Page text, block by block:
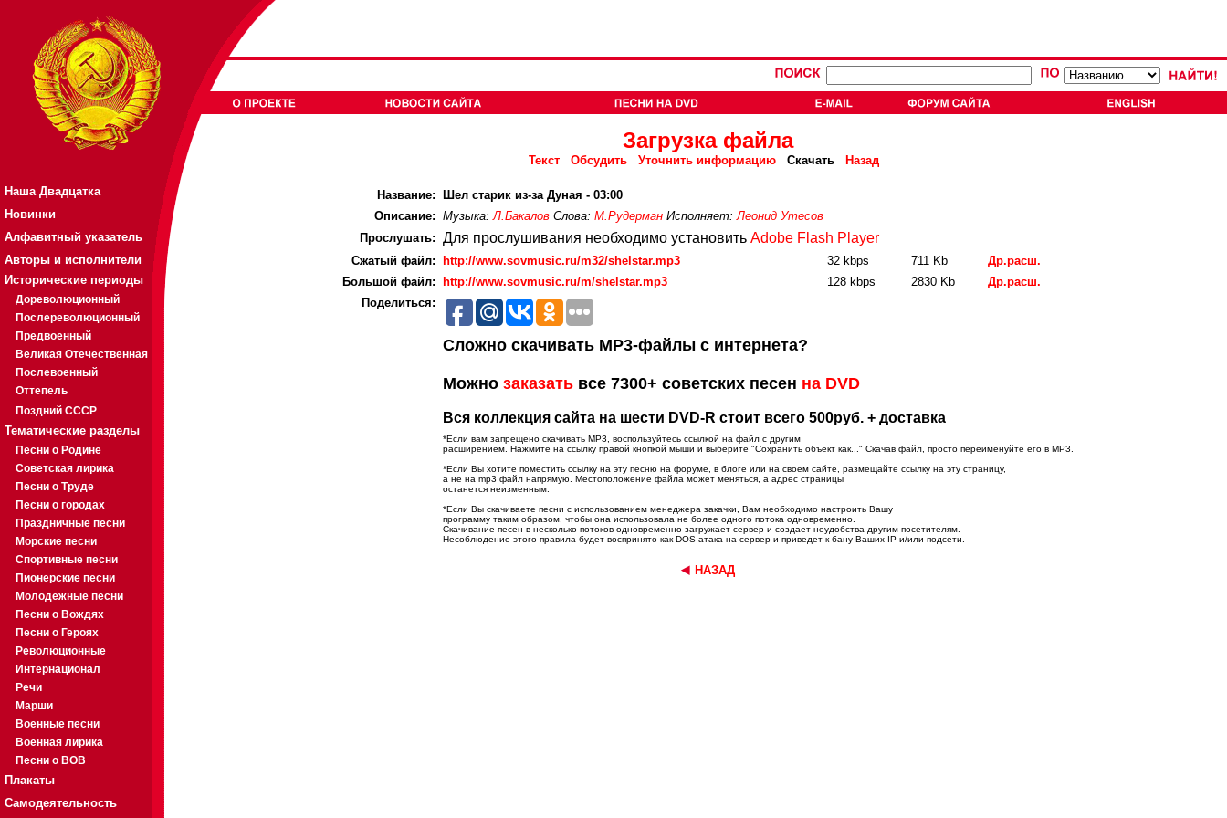
Наша Двадцатка
Новинки
Алфавитный указатель
Авторы и исполнители
Исторические периоды
Дореволюционный
Послереволюционный
Предвоенный
Великая Отечественная
Послевоенный
Оттепель
Поздний СССР
Тематические разделы
Песни о Родине
Советская лирика
Песни о Труде
Песни о городах
Праздничные песни
Морские песни
Спортивные песни
Пионерские песни
Молодежные песни
Песни о Вождях
Песни о Героях
Революционные
Интернационал
Речи
Марши
Военные песни
Военная лирика
Песни о ВОВ
Плакаты
Самодеятельность
Загрузка файла
Текст Обсудить Уточнить информацию Скачать Назад
Название:
Шел старик из-за Дуная - 03:00
Описание: Музыка:Л.БакаловСлова: М.РудерманИсполняет:Леонид Утесов
Прослушать: Для прослушивания необходимо установить Adobe Flash Player
Cжатый файл: http://www.sovmusic.ru/m32/shelstar.mp3 32 kbps 711 Kb
Др.расш.
Большой файл:
http://www.sovmusic.ru/m/shelstar.mp3 128 kbps 2830 Kb
Др.расш.
Поделиться:
Сложно скачивать MP3-файлы с интернета?
Можно заказатьвсе 7300+ советских песен на DVD
Вся коллекция сайта на шести DVD-R стоит всего 500руб. + доставка
*Если вам запрещено скачивать MP3, воспользуйтесь ссылкой на файл с другим
расширением. Нажмите на ссылку правой кнопкой мыши и выберите "Сохранить объект как..." Скачав файл, просто переименуйте его в MP3.
*Если Вы хотите поместить ссылку на эту песню на форуме, в блоге или на своем сайте, размещайте ссылку на эту страницу,
а не на mp3 файл напрямую. Местоположение файла может меняться, а адрес страницы
останется неизменным.
*Если Вы скачиваете песни с использованием менеджера закачки, Вам необходимо настроить Вашу
программу таким образом, чтобы она использовала не более одного потока одновременно.
Скачивание песен в несколько потоков одновременно загружает сервер и создает неудобства другим посетителям.
Несоблюдение этого правила будет воспринято как DOS атака на сервер и приведет к бану Ваших IP и/или подсети.
НАЗАД